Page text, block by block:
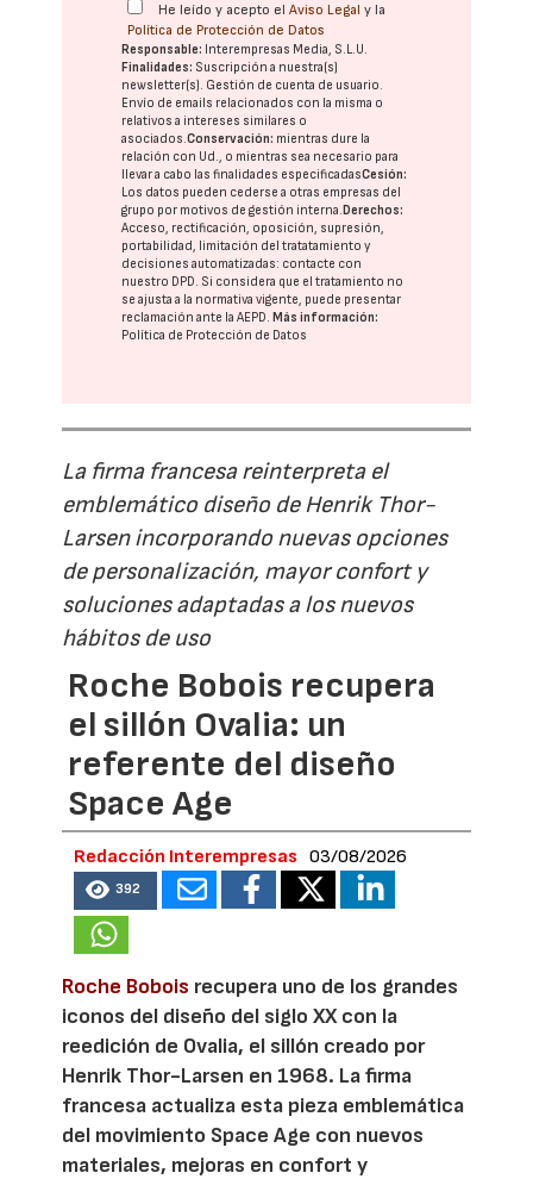
He leído y acepto elAviso Legal y la
Política de Protección de Datos
Responsable: Interempresas Media, S.L.U.
Finalidades: Suscripción a nuestra(s)
newsletter(s). Gestión de cuenta de usuario.
Envío de emails relacionados con la misma o
relativos a intereses similares o
asociados.Conservación: mientras dure la
relación con Ud., o mientras sea necesario para
llevar a cabo las finalidades especificadasCesión:
Los datos pueden cederse a otras empresas del
grupo por motivos de gestión interna.Derechos:
Acceso, rectificación, oposición, supresión,
portabilidad, limitación del tratatamiento y
decisiones automatizadas: contacte con
nuestro DPD. Si considera que el tratamiento no
se ajusta a la normativa vigente, puede presentar
reclamación ante laAEPD.Más información:
Política de Protección de Datos
La firma francesa reinterpreta el
emblemático diseño de Henrik Thor-
Larsen incorporando nuevas opciones
de personalización, mayor confort y
soluciones adaptadas a los nuevos
hábitos de uso
Roche Bobois recupera
el sillón Ovalia: un
referente del diseño
Space Age
Redacción Interempresas 03/08/2026
392
Roche Bobois recupera uno de los grandes
iconos del diseño del siglo XX con la
reedición de Ovalia, el sillón creado por
Henrik Thor-Larsen en 1968. La firma
francesa actualiza esta pieza emblemática
del movimiento Space Age con nuevos
materiales, mejoras en confort y